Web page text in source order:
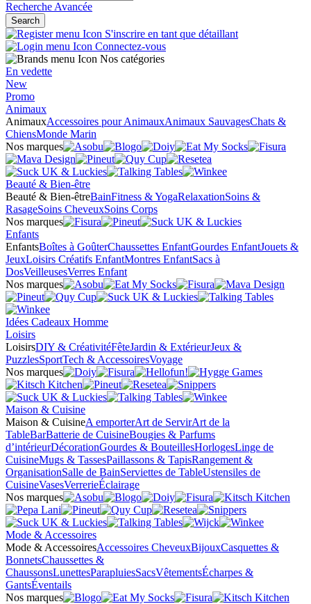
Recherche Avancée
Search
S'inscrire en tant que détaillant
Connectez-vous
Nos catégories
En vedette
New
Promo
Animaux
AnimauxAccessoires pour AnimauxAnimaux SauvagesChats &
ChiensMonde Marin
Nos marques
Beauté & Bien-être
Beauté & Bien-êtreBainFitness & YogaRelaxationSoins &
RasageSoins CheveuxSoins Corps
Nos marques
Enfants
EnfantsBoîtes à GoûterChaussettes EnfantGourdes EnfantJouets &
JeuxLoisirs Créatifs EnfantMontres EnfantSacs à
DosVeilleusesVerres Enfant
Nos marques
Idées Cadeaux Homme
Loisirs
LoisirsDIY & CréativitéFêteJardin & ExtérieurJeux &
PuzzlesSportTech & AccessoiresVoyage
Nos marques
Maison & Cuisine
Maison & CuisineA emporterArt de ServirArt de la
TableBarBatterie de CuisineBougies & Parfums
d’intérieurDécorationGourdes & BouteillesHorlogesLinge de
CuisineMugs & TassesPaillassons & TapisRangement &
OrganisationSalle de BainServiettes de TableUstensiles de
CuisineVasesVerrerieÉclairage
Nos marques
Mode & Accessoires
Mode & AccessoiresAccessoires CheveuxBijouxCasquettes &
BonnetsChaussettes &
ChaussonsLunettesParapluiesSacsVêtementsÉcharpes &
GantsÉventails
Nos marques